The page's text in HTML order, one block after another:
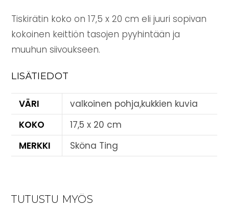
Tiskirätin koko on 17,5 x 20 cm eli juuri sopivan
kokoinen keittiön tasojen pyyhintään ja
muuhun siivoukseen.
LISÄTIEDOT
VÄRI
valkoinen pohja,kukkien kuvia
KOKO
17,5 x 20 cm
MERKKI
Sköna Ting
TUTUSTU MYÖS